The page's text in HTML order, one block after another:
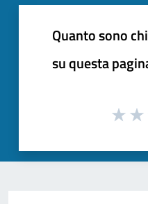
Quanto sono
su questa